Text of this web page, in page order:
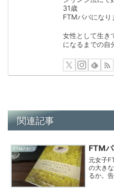
31歳
FTMパパになり
女性として生き
になるまでの自
関連記事
FTMの妊活 FTM
元女子
の大き
るか。